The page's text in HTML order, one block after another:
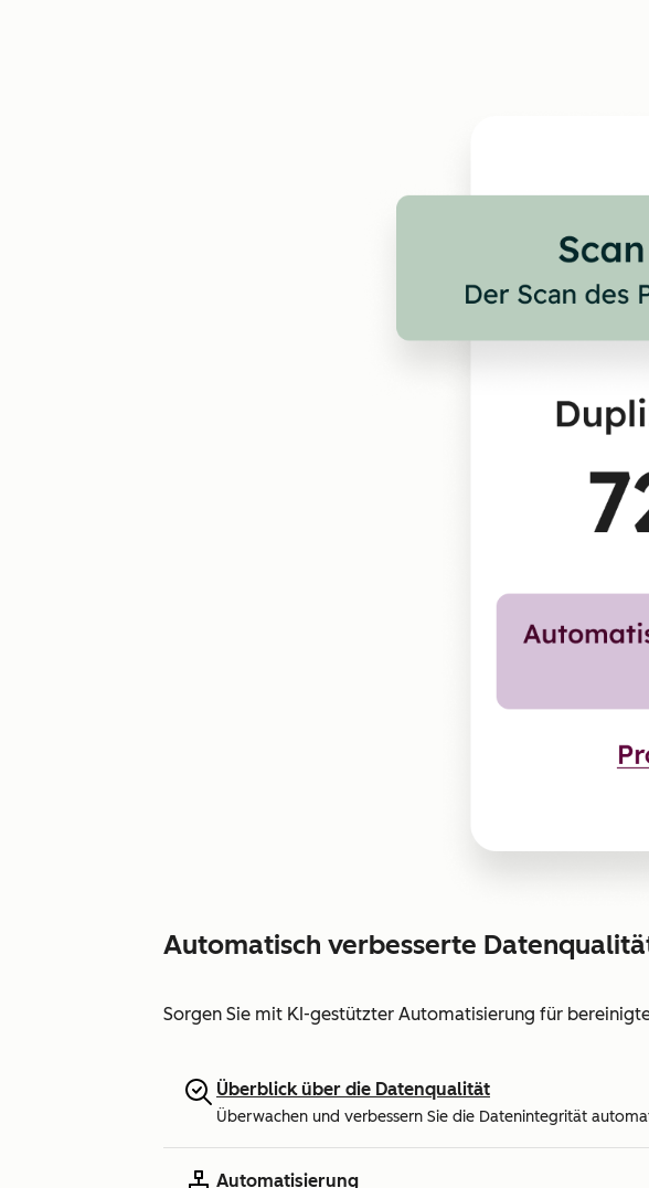
Automatisch verbesserte
Sorgen Sie mit KI-gestützter Automatisierung für
Überblick über die Datenqualität
Überwachen und verbessern Sie die Datenintegrität
Automatisierung